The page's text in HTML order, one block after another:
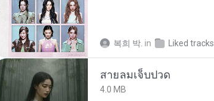
복희 박. in Liked tracks
สายลมเจ็บปวด
4.0 MB